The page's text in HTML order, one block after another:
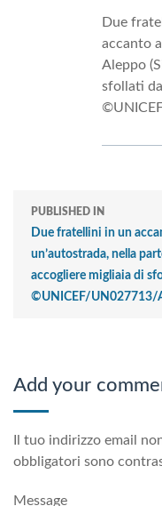
Due
accanto
Aleppo
sfollati
PUBLISHED IN
Due fratellini in un
un’autostrada, nella
accogliere migliaia di
©UNICEF/UN027713/
Add your
Il tuo indirizzo email
obbligatori sono
Message